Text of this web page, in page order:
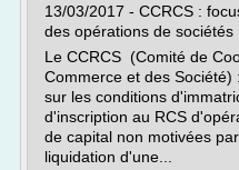
13/03/2017 - CCRCS :
des opérations de sociétés
Le CCRCS (Comité de
Commerce et des
sur les conditions
d'inscription au RCS
de capital non motivées
liquidation d'une...